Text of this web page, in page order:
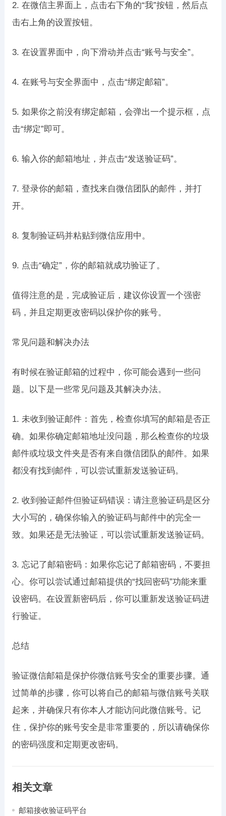
2. 在微信主界面上，点击右下角的“我”按钮，然后点
击右上角的设置按钮。
3. 在设置界面中，向下滑动并点击“账号与安全”。
4. 在账号与安全界面中，点击“绑定邮箱”。
5. 如果你之前没有绑定邮箱，会弹出一个提示框，点
击“绑定”即可。
6. 输入你的邮箱地址，并点击“发送验证码”。
7. 登录你的邮箱，查找来自微信团队的邮件，并打
开。
8. 复制验证码并粘贴到微信应用中。
9. 点击“确定”，你的邮箱就成功验证了。
值得注意的是，完成验证后，建议你设置一个强密
码，并且定期更改密码以保护你的账号。
常见问题和解决办法
有时候在验证邮箱的过程中，你可能会遇到一些问
题。以下是一些常见问题及其解决办法。
1. 未收到验证邮件：首先，检查你填写的邮箱是否正
确。如果你确定邮箱地址没问题，那么检查你的垃圾
邮件或垃圾文件夹是否有来自微信团队的邮件。如果
都没有找到邮件，可以尝试重新发送验证码。
2. 收到验证邮件但验证码错误：请注意验证码是区分
大小写的，确保你输入的验证码与邮件中的完全一
致。如果还是无法验证，可以尝试重新发送验证码。
3. 忘记了邮箱密码：如果你忘记了邮箱密码，不要担
心。你可以尝试通过邮箱提供的“找回密码”功能来重
设密码。在设置新密码后，你可以重新发送验证码进
行验证。
总结
验证微信邮箱是保护你微信账号安全的重要步骤。通
过简单的步骤，你可以将自己的邮箱与微信账号关联
起来，并确保只有你本人才能访问此微信账号。记
住，保护你的账号安全是非常重要的，所以请确保你
的密码强度和定期更改密码。
相关文章
邮箱接收验证码平台